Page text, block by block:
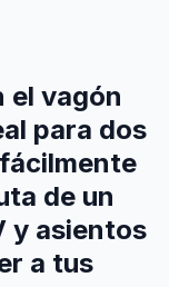
el vagón
para dos
de un
y asientos
a tus